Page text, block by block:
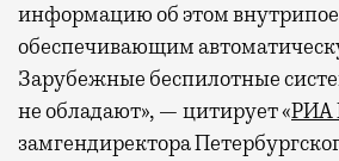
информацию об этом
обеспечивающим
Зарубежные беспилотные
не обладают», — цитирует «РИА
замгендиректора